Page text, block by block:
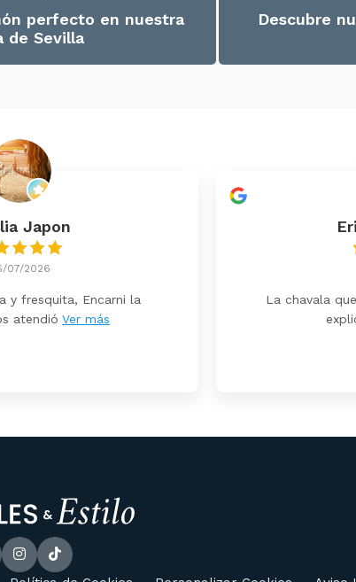
perfecto en nuestra
de Sevilla
Descubre
Japon
07/2026
y fresquita, Encarni la
atendió Ver más
La chavala